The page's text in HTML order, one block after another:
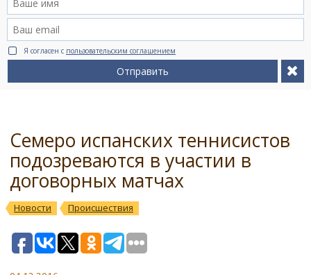
Видео Ruso.TV
BCN life
Сервис на немецком
Я согласен с пользовательским соглашением
Отправить
Семеро испанских теннисистов
подозреваются в участии в
договорных матчах
Новости Происшествия